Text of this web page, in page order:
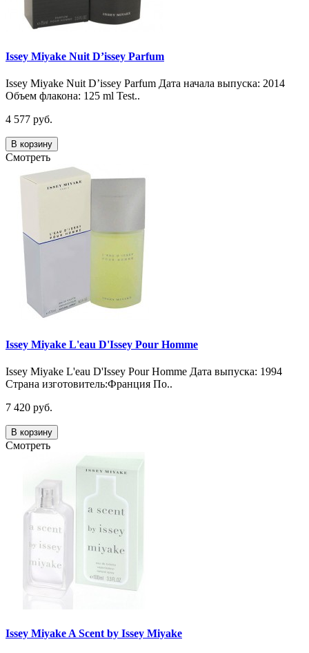
Issey Miyake Nuit D’issey Parfum
Issey Miyake Nuit D’issey Parfum Дата начала выпуска: 2014
Объем флакона: 125 ml Test..
4 577 руб.
В корзину
Смотреть
Issey Miyake L'eau D'Issey Pour Homme
Issey Miyake L'eau D'Issey Pour Homme Дата выпуска: 1994
Страна изготовитель:Франция По..
7 420 руб.
В корзину
Смотреть
Issey Miyake A Scent by Issey Miyake